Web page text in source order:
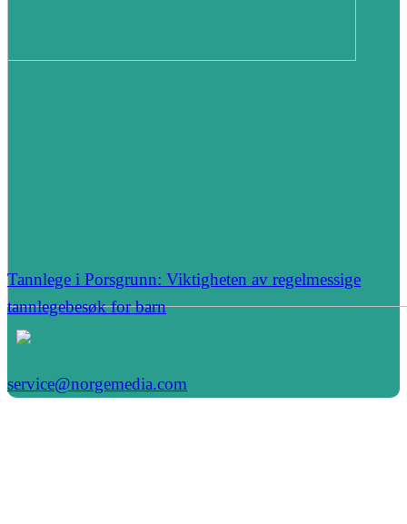
Tannlege i Porsgrunn: Viktigheten av regelmessige
tannlegebesøk for barn
service@norgemedia.com